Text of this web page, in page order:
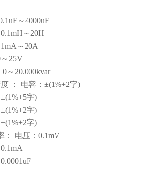
～4000uF
～20H
20A
容：±(1%+2字)
字)
字)
字)
：0.1mV